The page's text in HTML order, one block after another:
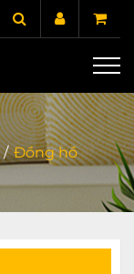
Đồng hồ